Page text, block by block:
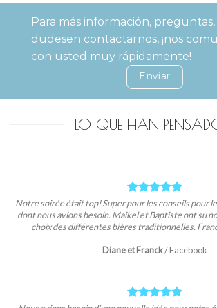
Para más información, preguntas,
dudesen contactarnos, ¡nos
con usted muy rápidamente!
Enviar
LO QUE HAN PENSADO
Notre soirée était top! Super pour les conseils pour
dont nous avions besoin. Maikel et Baptiste ont su
choix des différentes bières traditionnelles.
Diane et Franck/Facebook